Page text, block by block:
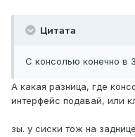
Цитата
С консолью конечно в
А какая разница, где
интерфейс подавай, или
зы. у сиски тож на